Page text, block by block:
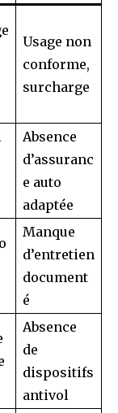
Usage non
conforme,
surcharge
Absence
d’assuranc
e auto
adaptée
Manque
d’entretien
document
é
Absence
de
dispositifs
antivol